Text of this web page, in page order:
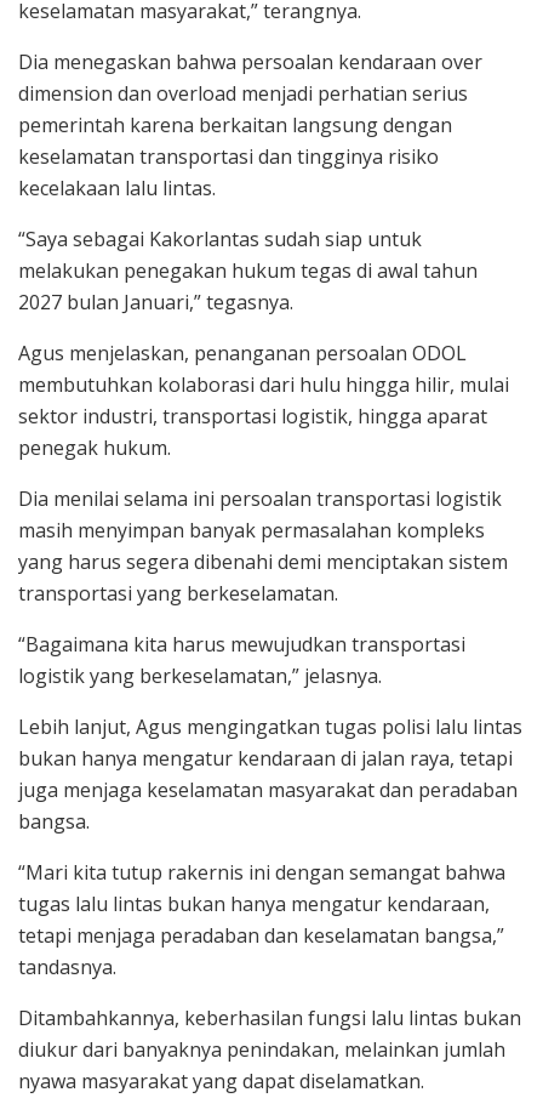
keselamatan masyarakat,” terangnya.
Dia menegaskan bahwa persoalan kendaraan over
dimension dan overload menjadi perhatian serius
pemerintah karena berkaitan langsung dengan
keselamatan transportasi dan tingginya risiko
kecelakaan lalu lintas.
“Saya sebagai Kakorlantas sudah siap untuk
melakukan penegakan hukum tegas di awal tahun
2027 bulan Januari,” tegasnya.
Agus menjelaskan, penanganan persoalan ODOL
membutuhkan kolaborasi dari hulu hingga hilir, mulai
sektor industri, transportasi logistik, hingga aparat
penegak hukum.
Dia menilai selama ini persoalan transportasi logistik
masih menyimpan banyak permasalahan kompleks
yang harus segera dibenahi demi menciptakan sistem
transportasi yang berkeselamatan.
“Bagaimana kita harus mewujudkan transportasi
logistik yang berkeselamatan,” jelasnya.
Lebih lanjut, Agus mengingatkan tugas polisi lalu lintas
bukan hanya mengatur kendaraan di jalan raya, tetapi
juga menjaga keselamatan masyarakat dan peradaban
bangsa.
“Mari kita tutup rakernis ini dengan semangat bahwa
tugas lalu lintas bukan hanya mengatur kendaraan,
tetapi menjaga peradaban dan keselamatan bangsa,”
tandasnya.
Ditambahkannya, keberhasilan fungsi lalu lintas bukan
diukur dari banyaknya penindakan, melainkan jumlah
nyawa masyarakat yang dapat diselamatkan.